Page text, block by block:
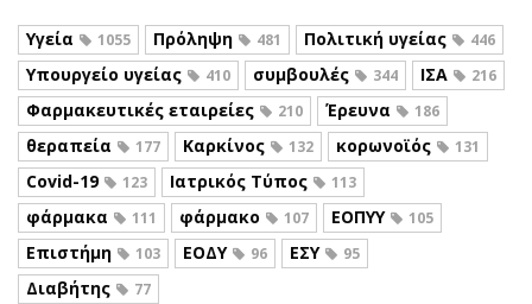
Υγεία 1055 Πρόληψη 481 Πολιτική υγείας 446
Υπουργείο υγείας 410 συμβουλές 344 ΙΣΑ 216
Φαρμακευτικές εταιρείες 210 Έρευνα 186
θεραπεία 177 Καρκίνος 132 κορωνοϊός 131
Covid-19 123 Ιατρικός Τύπος 113
φάρμακα 111 φάρμακο 107 ΕΟΠΥΥ 105
Επιστήμη 103 ΕΟΔΥ 96 ΕΣΥ 95
Διαβήτης 77